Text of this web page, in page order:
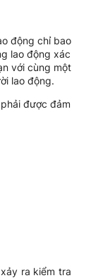
động chỉ bao
lao động xác
với cùng một
lao động.
được đảm
ra kiểm tra